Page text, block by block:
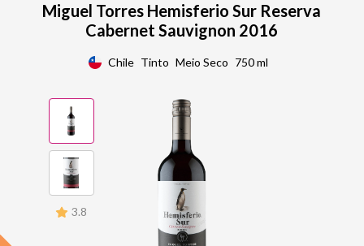
Miguel Torres Hemisferio Sur Reserva
Cabernet Sauvignon 2016
Chile Tinto Meio Seco 750 ml
3.8